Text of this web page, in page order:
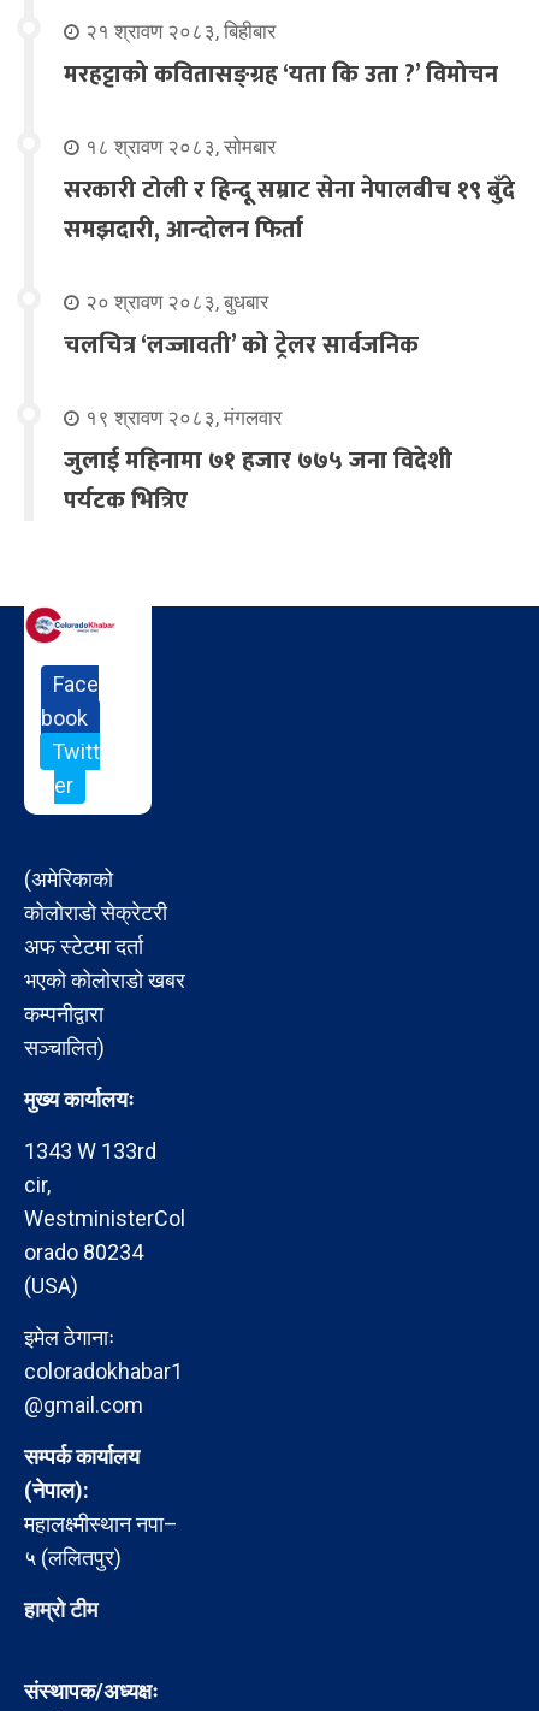
२१ श्रावण २०८३, बिहीबार
मरहट्टाको कवितासङ्ग्रह ‘यता कि उता ?’ विमोचन
१८ श्रावण २०८३, सोमबार
सरकारी टोली र हिन्दू सम्राट सेना नेपालबीच १९ बुँदे
समझदारी, आन्दोलन फिर्ता
२० श्रावण २०८३, बुधबार
चलचित्र ‘लज्जावती’ को ट्रेलर सार्वजनिक
१९ श्रावण २०८३, मंगलवार
जुलाई महिनामा ७१ हजार ७७५ जना विदेशी
पर्यटक भित्रिए
Face
book
Twitt
er
(अमेरिकाको
कोलोराडो सेक्रेटरी
अफ स्टेटमा दर्ता
भएको कोलोराडो खबर
कम्पनीद्वारा
सञ्चालित)
मुख्य कार्यालयः
1343 W 133rd
cir,
WestministerCol
orado 80234
(USA)
इमेल ठेगानाः
coloradokhabar1
@gmail.com
सम्पर्क कार्यालय
(नेपाल):
महालक्ष्मीस्थान नपा–
५ (ललितपुर)
हाम्रो टीम
संस्थापक/अध्यक्षः